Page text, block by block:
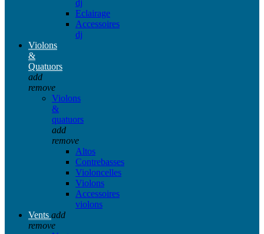
dj
Eclairage
Accessoires
dj
Violons
&
Quatuors
add
remove
Violons
&
quatuors
add
remove
Altos
Contrebasses
Violoncelles
Violons
Accessoires
violons
Vents add
remove